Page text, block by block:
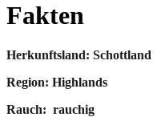
Fakten
Herkunftsland: Schottland
Region: Highlands
Rauch: rauchig